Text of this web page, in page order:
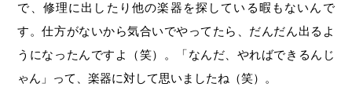
で、修理に出したり他の楽器を探している暇もないんで
す。仕方がないから気合いでやってたら、だんだん出るよ
うになったんですよ（笑）。「なんだ、やればできるんじ
ゃん」って、楽器に対して思いましたね（笑）。